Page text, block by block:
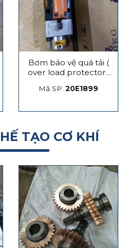
Bơm bảo vệ quá tải (
over load protector)
máy dập
Mã SP: 20E1899
TẠO CƠ KHÍ